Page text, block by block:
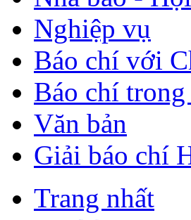
Nghiệp vụ
Báo chí với
Báo chí
Văn bản
Giải báo chí
Trang nhất